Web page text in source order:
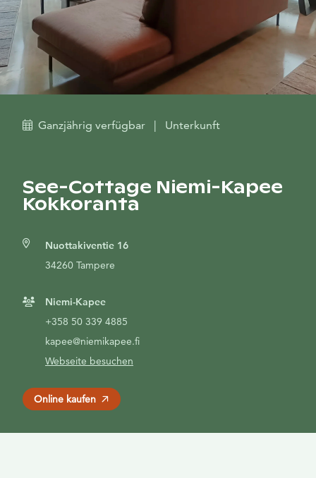
Ganzjährig verfügbar | Unterkunft
See-Cottage Niemi-Kapee
Kokkoranta
Nuottakiventie 16
34260 Tampere
Niemi-Kapee
+358 50 339 4885
kapee@niemikapee.fi
Webseite besuchen
Online kaufen